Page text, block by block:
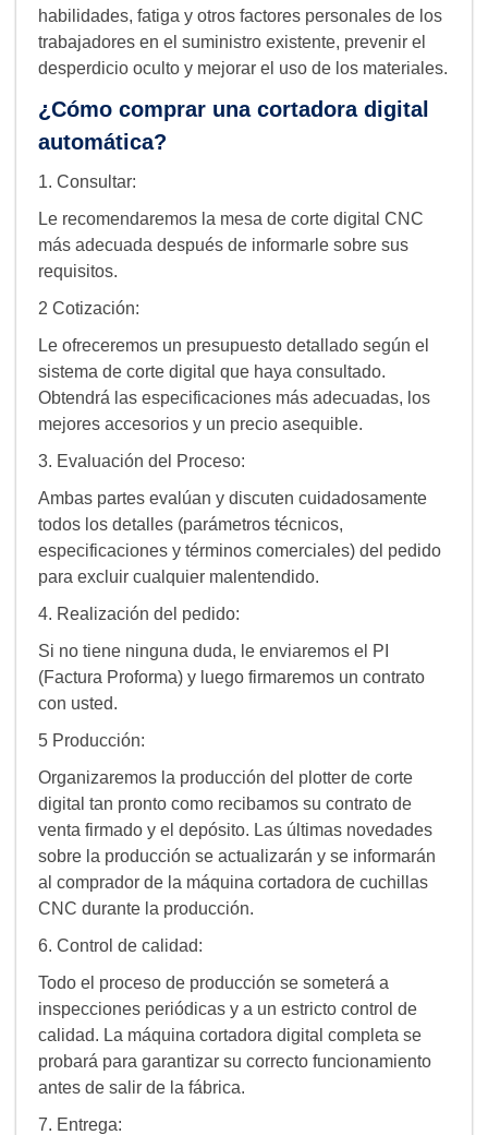
habilidades, fatiga y otros factores personales de los
trabajadores en el suministro existente, prevenir el
desperdicio oculto y mejorar el uso de los materiales.
¿Cómo comprar una cortadora digital
automática?
1. Consultar:
Le recomendaremos la mesa de corte digital CNC
más adecuada después de informarle sobre sus
requisitos.
2 Cotización:
Le ofreceremos un presupuesto detallado según el
sistema de corte digital que haya consultado.
Obtendrá las especificaciones más adecuadas, los
mejores accesorios y un precio asequible.
3. Evaluación del Proceso:
Ambas partes evalúan y discuten cuidadosamente
todos los detalles (parámetros técnicos,
especificaciones y términos comerciales) del pedido
para excluir cualquier malentendido.
4. Realización del pedido:
Si no tiene ninguna duda, le enviaremos el PI
(Factura Proforma) y luego firmaremos un contrato
con usted.
5 Producción:
Organizaremos la producción del plotter de corte
digital tan pronto como recibamos su contrato de
venta firmado y el depósito. Las últimas novedades
sobre la producción se actualizarán y se informarán
al comprador de la máquina cortadora de cuchillas
CNC durante la producción.
6. Control de calidad:
Todo el proceso de producción se someterá a
inspecciones periódicas y a un estricto control de
calidad. La máquina cortadora digital completa se
probará para garantizar su correcto funcionamiento
antes de salir de la fábrica.
7. Entrega: